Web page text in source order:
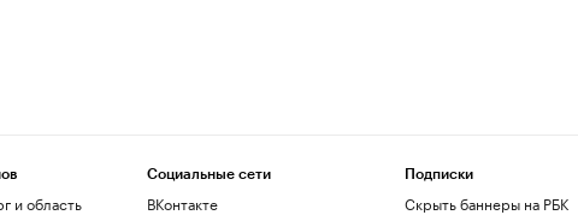
и область
Социальные сети
ВКонтакте
Подписки
Скрыть баннеры на РБК